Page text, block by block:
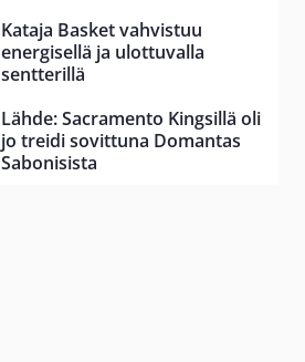
Kataja Basket vahvistuu
energisellä ja ulottuvalla
sentterillä
Lähde: Sacramento Kingsillä oli
jo treidi sovittuna Domantas
Sabonisista